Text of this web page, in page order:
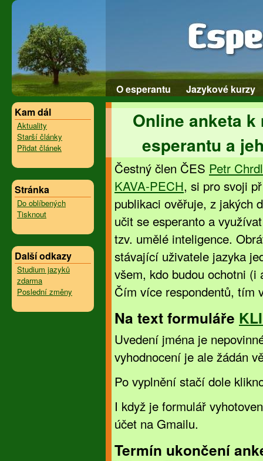
O esperantu
Jazykové kurzy
Kam dál
Aktuality
Starší články
Přidat článek
Stránka
Do oblíbených
Tisknout
Další odkazy
Studium jazyků
zdarma
Poslední změny
Online anketa
esperantu a
Čestný člen ČES Petr
KAVA-PECH, si pro svoji
publikaci ověřuje, z jakých
učit se esperanto a
tzv. umělé inteligence.
stávající uživatele jazyka
všem, kdo budou ochotni
Čím více respondentů, tím
Na text formuláře
Uvedení jména je
vyhodnocení je ale žádán
Po vyplnění stačí dole
I když je formulář
účet na Gmailu.
Termín ukončení